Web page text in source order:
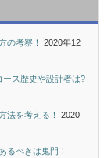
の考察！
2020年12
ス歴史や設計者は?
法を考える！
2020
るべきは鬼門！